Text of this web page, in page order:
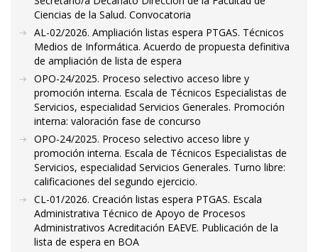
Ciencias de la Salud. Convocatoria
AL-02/2026. Ampliación listas espera PTGAS. Técnicos
Medios de Informática. Acuerdo de propuesta definitiva
de ampliación de lista de espera
OPO-24/2025. Proceso selectivo acceso libre y
promoción interna. Escala de Técnicos Especialistas de
Servicios, especialidad Servicios Generales. Promoción
interna: valoración fase de concurso
OPO-24/2025. Proceso selectivo acceso libre y
promoción interna. Escala de Técnicos Especialistas de
Servicios, especialidad Servicios Generales. Turno libre:
calificaciones del segundo ejercicio.
CL-01/2026. Creación listas espera PTGAS. Escala
Administrativa Técnico de Apoyo de Procesos
Administrativos Acreditación EAEVE. Publicación de la
lista de espera en BOA